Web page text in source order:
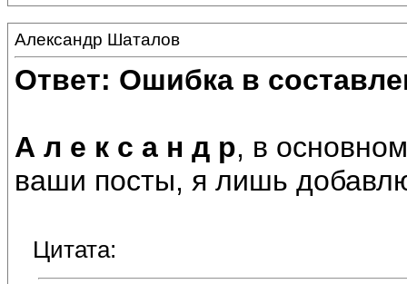
Александр Шаталов
Ответ: Ошибка в
А л е к с а н д р, в
ваши посты, я лишь
Цитата: